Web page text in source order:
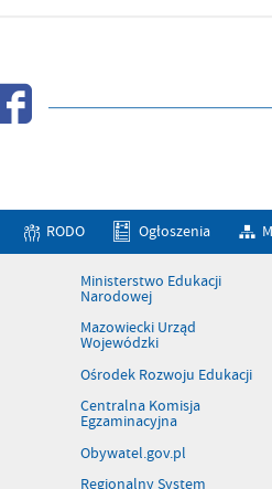
RODO Ogłoszenia
Ministerstwo Edukacji
Narodowej
Mazowiecki Urząd
Wojewódzki
Ośrodek Rozwoju Edukacji
Centralna Komisja
Egzaminacyjna
Obywatel.gov.pl
Regionalny System